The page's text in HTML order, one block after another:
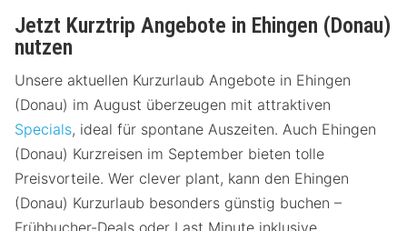
Jetzt Kurztrip Angebote in Ehingen (Donau)
nutzen
Unsere aktuellen Kurzurlaub Angebote in Ehingen
(Donau) im August überzeugen mit attraktiven
Specials, ideal für spontane Auszeiten. Auch Ehingen
(Donau) Kurzreisen im September bieten tolle
Preisvorteile. Wer clever plant, kann den Ehingen
(Donau) Kurzurlaub besonders günstig buchen –
Frühbucher-Deals oder Last Minute inklusive.